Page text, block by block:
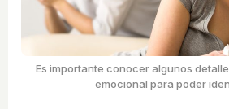
Es importante conocer algunos
emocional para poder